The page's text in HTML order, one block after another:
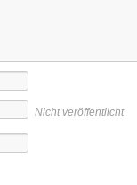
Nicht veröffentlicht